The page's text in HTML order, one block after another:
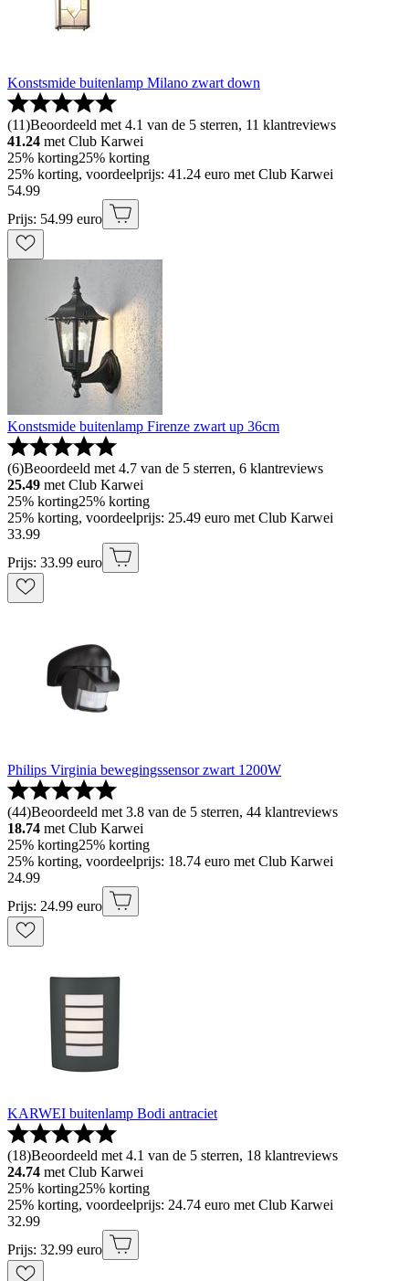
Konstsmide buitenlamp Milano zwart down
(11)Beoordeeld met 4.1 van de 5 sterren, 11 klantreviews
41.24 met Club Karwei
25% korting25% korting
25% korting, voordeelprijs: 41.24 euro met Club Karwei
54.99
Prijs: 54.99 euro
Konstsmide buitenlamp Firenze zwart up 36cm
(6)Beoordeeld met 4.7 van de 5 sterren, 6 klantreviews
25.49 met Club Karwei
25% korting25% korting
25% korting, voordeelprijs: 25.49 euro met Club Karwei
33.99
Prijs: 33.99 euro
Philips Virginia bewegingssensor zwart 1200W
(44)Beoordeeld met 3.8 van de 5 sterren, 44 klantreviews
18.74 met Club Karwei
25% korting25% korting
25% korting, voordeelprijs: 18.74 euro met Club Karwei
24.99
Prijs: 24.99 euro
KARWEI buitenlamp Bodi antraciet
(18)Beoordeeld met 4.1 van de 5 sterren, 18 klantreviews
24.74 met Club Karwei
25% korting25% korting
25% korting, voordeelprijs: 24.74 euro met Club Karwei
32.99
Prijs: 32.99 euro